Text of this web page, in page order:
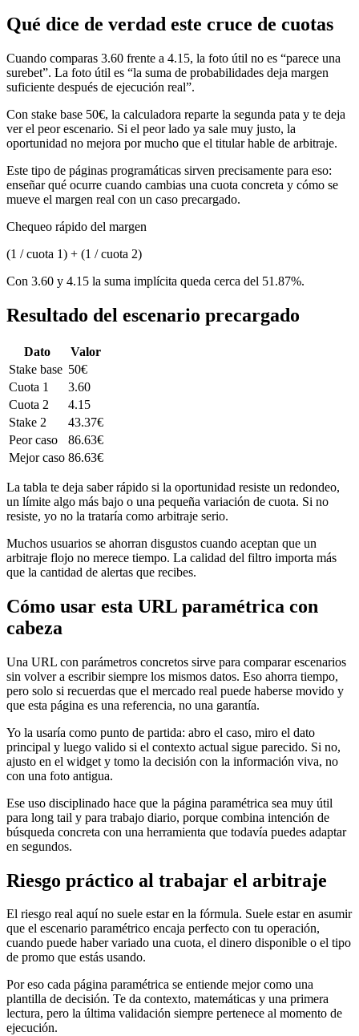
Qué dice de verdad este cruce de cuotas
Cuando comparas 3.60 frente a 4.15, la foto útil no es “parece una
surebet”. La foto útil es “la suma de probabilidades deja margen
suficiente después de ejecución real”.
Con stake base 50€, la calculadora reparte la segunda pata y te deja
ver el peor escenario. Si el peor lado ya sale muy justo, la
oportunidad no mejora por mucho que el titular hable de arbitraje.
Este tipo de páginas programáticas sirven precisamente para eso:
enseñar qué ocurre cuando cambias una cuota concreta y cómo se
mueve el margen real con un caso precargado.
Chequeo rápido del margen
(1 / cuota 1) + (1 / cuota 2)
Con 3.60 y 4.15 la suma implícita queda cerca del 51.87%.
Resultado del escenario precargado
Dato
Valor
Stake base 50€
Cuota 1
3.60
Cuota 2
4.15
Stake 2
43.37€
Peor caso
86.63€
Mejor caso 86.63€
La tabla te deja saber rápido si la oportunidad resiste un redondeo,
un límite algo más bajo o una pequeña variación de cuota. Si no
resiste, yo no la trataría como arbitraje serio.
Muchos usuarios se ahorran disgustos cuando aceptan que un
arbitraje flojo no merece tiempo. La calidad del filtro importa más
que la cantidad de alertas que recibes.
Cómo usar esta URL paramétrica con
cabeza
Una URL con parámetros concretos sirve para comparar escenarios
sin volver a escribir siempre los mismos datos. Eso ahorra tiempo,
pero solo si recuerdas que el mercado real puede haberse movido y
que esta página es una referencia, no una garantía.
Yo la usaría como punto de partida: abro el caso, miro el dato
principal y luego valido si el contexto actual sigue parecido. Si no,
ajusto en el widget y tomo la decisión con la información viva, no
con una foto antigua.
Ese uso disciplinado hace que la página paramétrica sea muy útil
para long tail y para trabajo diario, porque combina intención de
búsqueda concreta con una herramienta que todavía puedes adaptar
en segundos.
Riesgo práctico al trabajar el arbitraje
El riesgo real aquí no suele estar en la fórmula. Suele estar en asumir
que el escenario paramétrico encaja perfecto con tu operación,
cuando puede haber variado una cuota, el dinero disponible o el tipo
de promo que estás usando.
Por eso cada página paramétrica se entiende mejor como una
plantilla de decisión. Te da contexto, matemáticas y una primera
lectura, pero la última validación siempre pertenece al momento de
ejecución.